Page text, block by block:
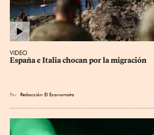
VIDEO
España e Italia chocan por la migración
Por Redacción El Economista